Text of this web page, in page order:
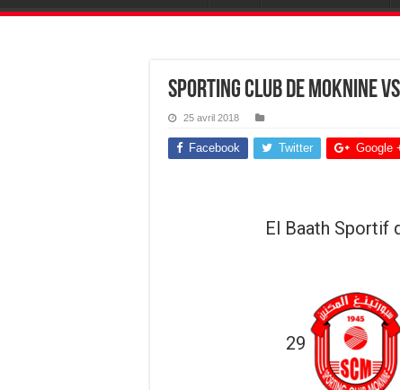
Sporting Club de Moknine
25 avril 2018
Facebook Twitter Google
El Baath Sportif
29